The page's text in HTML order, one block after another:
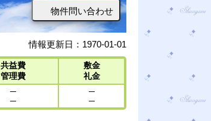
物件問い合わせ
情報更新日：1970-01-01
共益費
管理費
敷金
礼金
─
─
─
─